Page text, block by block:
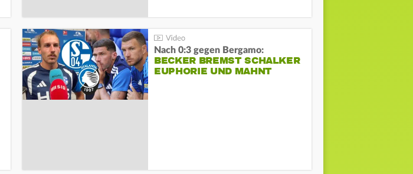
Nach 0:3 gegen Bergamo:
BECKER BREMST SCHALKER
EUPHORIE UND MAHNT